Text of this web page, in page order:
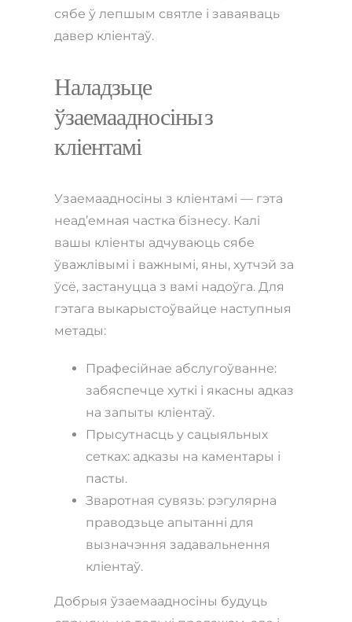
сябе ў лепшым святле і заваяваць
давер кліентаў.
Наладзьце
ўзаемаадносіны з
кліентамі
Узаемаадносіны з кліентамі — гэта
неад’емная частка бізнесу. Калі
вашы кліенты адчуваюць сябе
ўважлівымі і важнымі, яны, хутчэй за
ўсё, застануцца з вамі надоўга. Для
гэтага выкарыстоўвайце наступныя
метады:
Прафесійнае абслугоўванне:
забяспечце хуткі і якасны адказ
на запыты кліентаў.
Прысутнасць у сацыяльных
сетках: адказы на каментары і
пасты.
Зваротная сувязь: рэгулярна
праводзьце апытанні для
вызначэння задавальнення
кліентаў.
Добрыя ўзаемаадносіны будуць